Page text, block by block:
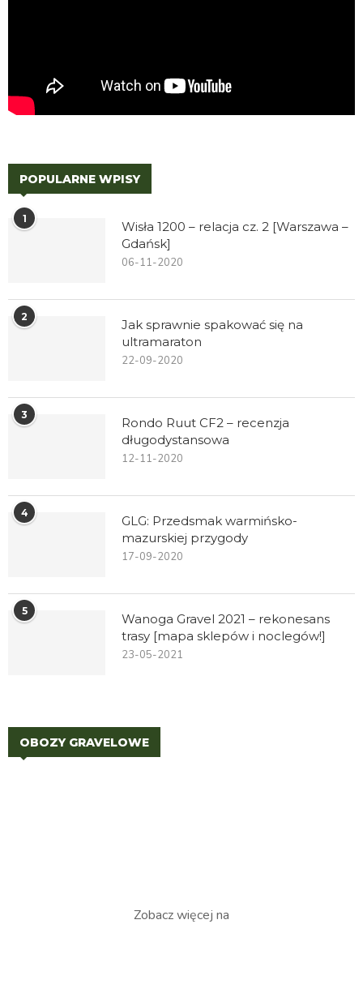
POPULARNE WPISY
1
Wisła 1200 – relacja cz. 2 [Warszawa –
Gdańsk]
06-11-2020
2
Jak sprawnie spakować się na
ultramaraton
22-09-2020
3
Rondo Ruut CF2 – recenzja
długodystansowa
12-11-2020
4
GLG: Przedsmak warmińsko-
mazurskiej przygody
17-09-2020
5
Wanoga Gravel 2021 – rekonesans
trasy [mapa sklepów i noclegów!]
23-05-2021
OBOZY GRAVELOWE
Zobacz więcej na